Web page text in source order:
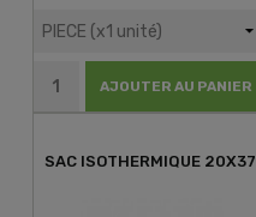
AJOUTER AU PANIER
SAC ISOTHERMIQUE 20X37